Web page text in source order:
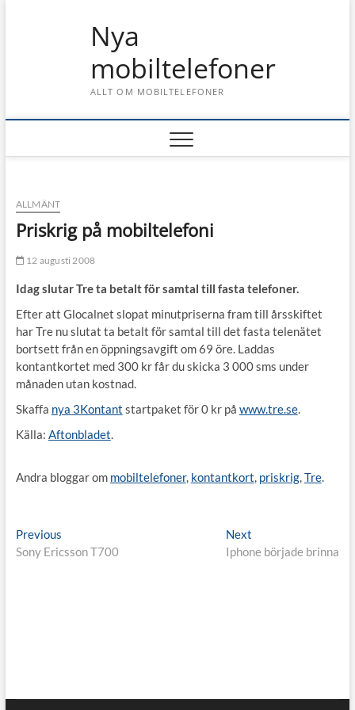
Nya
mobiltelefoner
ALLT OM MOBILTELEFONER
ALLMÄNT
Priskrig på mobiltelefoni
12 augusti 2008
Idag slutar Tre ta betalt för samtal till fasta telefoner.
Efter att Glocalnet slopat minutpriserna fram till årsskiftet
har Tre nu slutat ta betalt för samtal till det fasta telenätet
bortsett från en öppningsavgift om 69 öre. Laddas
kontantkortet med 300 kr får du skicka 3 000 sms under
månaden utan kostnad.
Skaffa nya 3Kontant startpaket för 0 kr på www.tre.se.
Källa: Aftonbladet.
Andra bloggar om mobiltelefoner, kontantkort, priskrig,Tre.
Inläggsnavigering
PreviousPrevious
post:
Sony Ericsson T700
Next
post:
Iphone började brinna